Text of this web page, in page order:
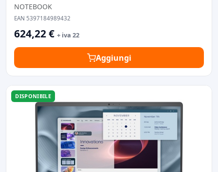
NOTEBOOK
EAN 5397184989432
624,22 € + iva 22
Aggiungi
DISPONIBILE